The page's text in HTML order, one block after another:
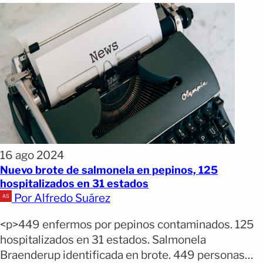
16 ago 2024
Nuevo brote de salmonela en pepinos, 125
hospitalizados en 31 estados
Por Alfredo Suárez
<p>449 enfermos por pepinos contaminados. 125
hospitalizados en 31 estados. Salmonela
Braenderup identificada en brote. 449 personas